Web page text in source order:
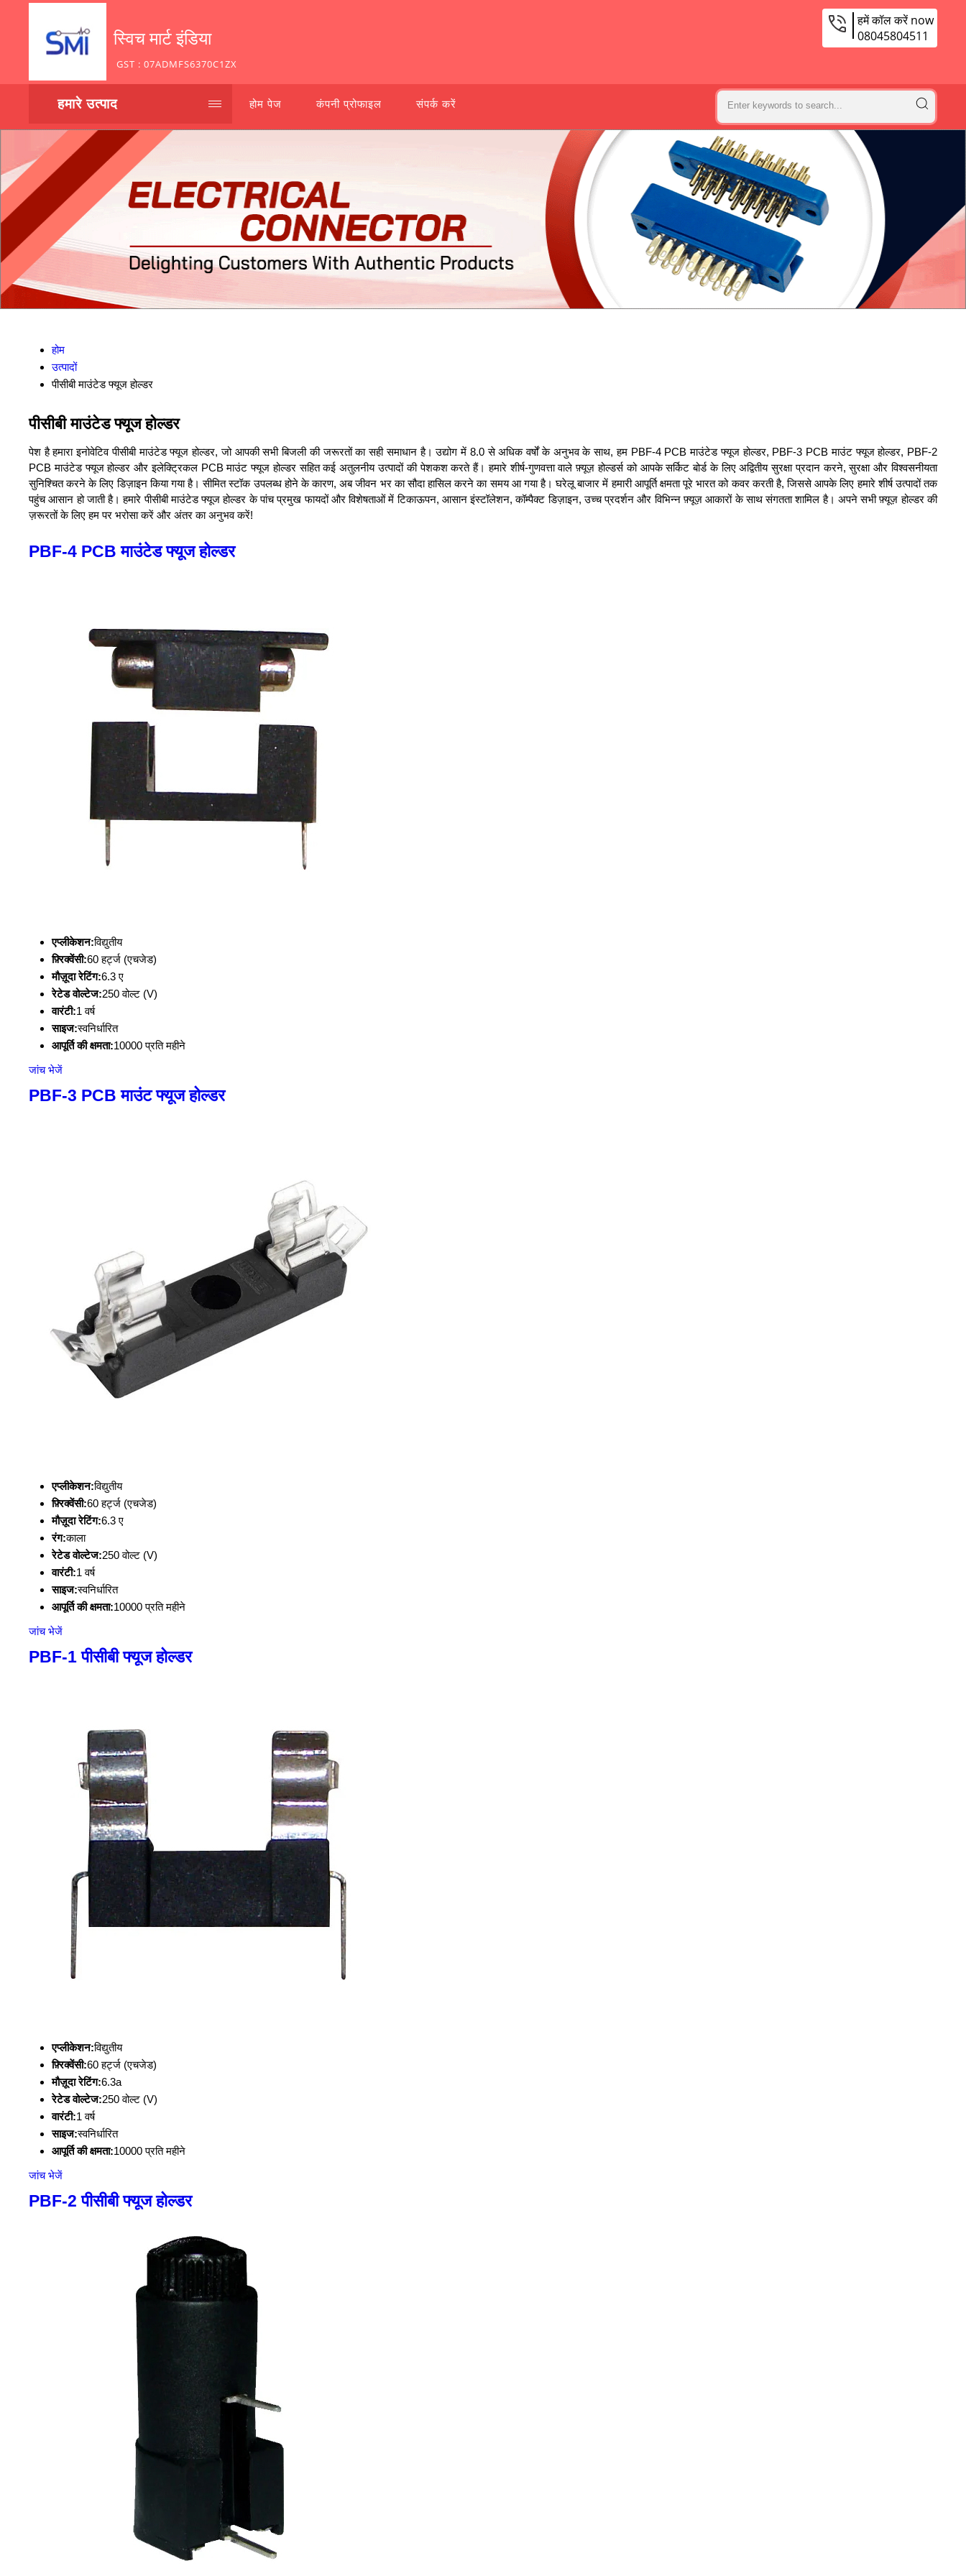
स्विच मार्ट इंडिया
GST : 07ADMFS6370C1ZX
हमें कॉल करें now
08045804511
हमारे उत्पाद होम पेज कंपनी प्रोफाइल संपर्क करें
होम
उत्पादों
पीसीबी माउंटेड फ्यूज होल्डर
पीसीबी माउंटेड फ्यूज होल्डर
पेश है हमारा इनोवेटिव पीसीबी माउंटेड फ्यूज होल्डर, जो आपकी सभी बिजली की जरूरतों का सही समाधान है। उद्योग में 8.0 से अधिक वर्षों के अनुभव के साथ, हम PBF-4 PCB माउंटेड फ्यूज होल्डर, PBF-3 PCB माउंट फ्यूज होल्डर, PBF-2
PCB माउंटेड फ्यूज होल्डर और इलेक्ट्रिकल PCB माउंट फ्यूज होल्डर सहित कई अतुलनीय उत्पादों की पेशकश करते हैं। हमारे शीर्ष-गुणवत्ता वाले फ़्यूज़ होल्डर्स को आपके सर्किट बोर्ड के लिए अद्वितीय सुरक्षा प्रदान करने, सुरक्षा और विश्वसनीयता
सुनिश्चित करने के लिए डिज़ाइन किया गया है। सीमित स्टॉक उपलब्ध होने के कारण, अब जीवन भर का सौदा हासिल करने का समय आ गया है। घरेलू बाजार में हमारी आपूर्ति क्षमता पूरे भारत को कवर करती है, जिससे आपके लिए हमारे शीर्ष उत्पादों तक
पहुंच आसान हो जाती है। हमारे पीसीबी माउंटेड फ्यूज होल्डर के पांच प्रमुख फायदों और विशेषताओं में टिकाऊपन, आसान इंस्टॉलेशन, कॉम्पैक्ट डिज़ाइन, उच्च प्रदर्शन और विभिन्न फ़्यूज़ आकारों के साथ संगतता शामिल है। अपने सभी फ़्यूज़ होल्डर की
ज़रूरतों के लिए हम पर भरोसा करें और अंतर का अनुभव करें!
PBF-4 PCB माउंटेड फ्यूज होल्डर
एप्लीकेशन:विद्युतीय
फ़्रिक्वेंसी:60 हर्ट्ज (एचजेड)
मौज़ूदा रेटिंग:6.3 ए
रेटेड वोल्टेज:250 वोल्ट (V)
वारंटी:1 वर्ष
साइज:स्वनिर्धारित
आपूर्ति की क्षमता:10000 प्रति महीने
जांच भेजें
PBF-3 PCB माउंट फ्यूज होल्डर
एप्लीकेशन:विद्युतीय
फ़्रिक्वेंसी:60 हर्ट्ज (एचजेड)
मौज़ूदा रेटिंग:6.3 ए
रंग:काला
रेटेड वोल्टेज:250 वोल्ट (V)
वारंटी:1 वर्ष
साइज:स्वनिर्धारित
आपूर्ति की क्षमता:10000 प्रति महीने
जांच भेजें
PBF-1 पीसीबी फ्यूज होल्डर
एप्लीकेशन:विद्युतीय
फ़्रिक्वेंसी:60 हर्ट्ज (एचजेड)
मौज़ूदा रेटिंग:6.3a
रेटेड वोल्टेज:250 वोल्ट (V)
वारंटी:1 वर्ष
साइज:स्वनिर्धारित
आपूर्ति की क्षमता:10000 प्रति महीने
जांच भेजें
PBF-2 पीसीबी फ्यूज होल्डर